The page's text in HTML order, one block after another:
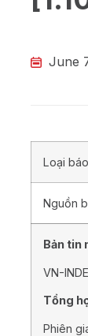
June
Loại
Nguồn
Bản tin
VN-
Tổng
Phiên